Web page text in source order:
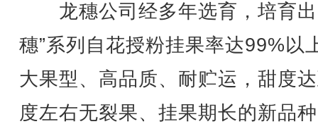
龙穗公司经多年选育，培育出
穗”系列自花授粉挂果率达99%以
大果型、高品质、耐贮运，甜度
度左右无裂果、挂果期长的新品